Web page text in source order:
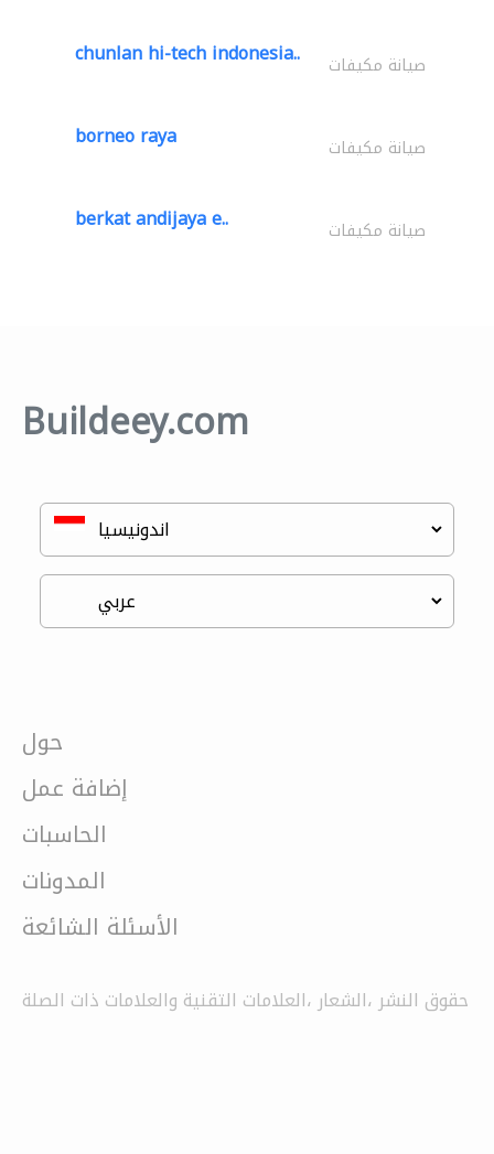
chunlan hi-tech indonesia.. صيانة مكيفات
borneo raya صيانة مكيفات
berkat andijaya e.. صيانة مكيفات
Buildeey.com
حول
إضافة عمل
الحاسبات
المدونات
الأسئلة الشائعة
حقوق النشر ،الشعار ،العلامات التقنية والعلامات ذات الصلة